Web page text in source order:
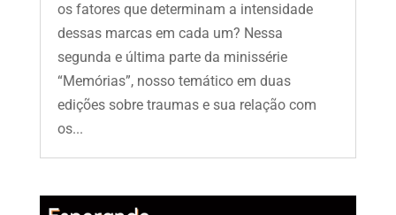
os fatores que determinam a intensidade
dessas marcas em cada um? Nessa
segunda e última parte da minissérie
“Memórias”, nosso temático em duas
edições sobre traumas e sua relação com
os...